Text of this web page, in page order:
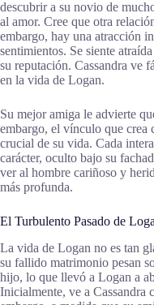
descubrir a su novio de
al amor. Cree que otra
embargo, hay una atracción
sentimientos. Se siente
su reputación. Cassandra ve
en la vida de Logan.
Su mejor amiga le advierte
embargo, el vínculo que crea
crucial de su vida. Cada
carácter, oculto bajo su
ver al hombre cariñoso y
más profunda.
El Turbulento Pasado de
La vida de Logan no es tan
su fallido matrimonio pesan
hijo, lo que llevó a Logan a
Inicialmente, ve a Cassandra